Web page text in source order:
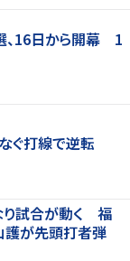
、16日から開幕 1
ぐ打線で逆転
り試合が動く 福
護が先頭打者弾